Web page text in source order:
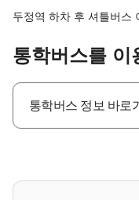
두정역 하차 후 셔틀버스
통학버스를 이
통학버스 정보 바로